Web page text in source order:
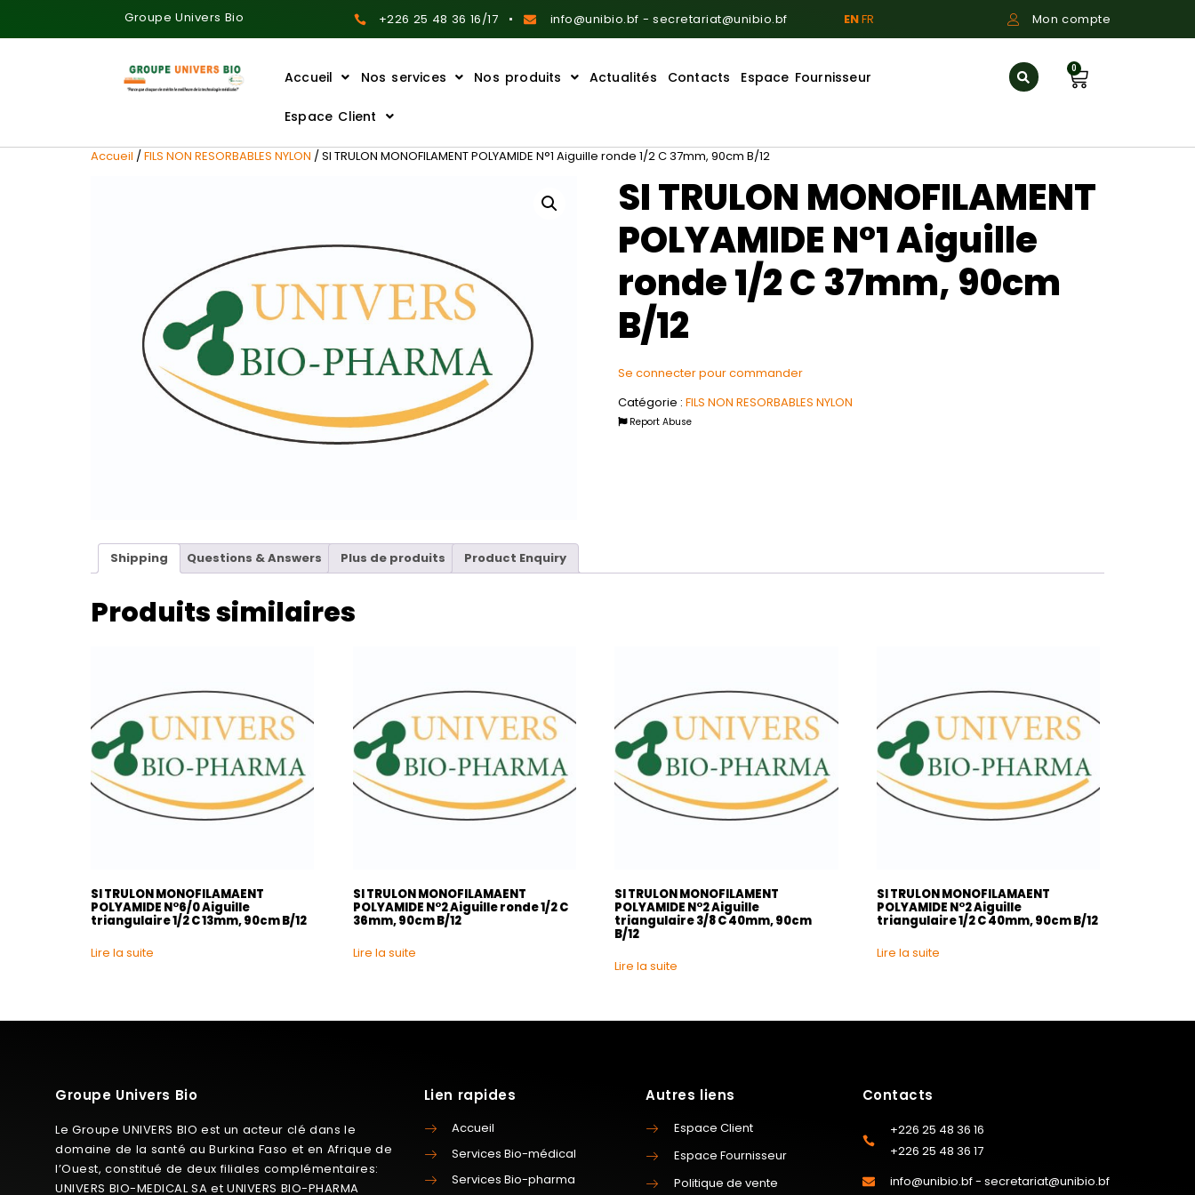
Groupe Univers Bio +226 25 48 36 16/17 info@unibio.bf - secretariat@unibio.bf ENFR Mon compte
Accueil Nos services Nos produits Actualités Contacts Espace Fournisseur
Espace Client
0
Accueil /FILS NON RESORBABLES NYLON / SI TRULON MONOFILAMENT POLYAMIDE N°1 Aiguille ronde 1/2 C 37mm, 90cm B/12
SI TRULON MONOFILAMENT
POLYAMIDE N°1 Aiguille
ronde 1/2 C 37mm, 90cm
B/12
Se connecter pour commander
Catégorie : FILS NON RESORBABLES NYLON
Report Abuse
Shipping Questions & Answers Plus de produits Product Enquiry
Produits similaires
SI TRULON MONOFILAMAENT
POLYAMIDE N°6/0 Aiguille
triangulaire 1/2 C 13mm, 90cm B/12
Lire la suite
SI TRULON MONOFILAMAENT
POLYAMIDE N°2 Aiguille ronde 1/2 C
36mm, 90cm B/12
Lire la suite
SI TRULON MONOFILAMENT
POLYAMIDE N°2 Aiguille
triangulaire 3/8 C 40mm, 90cm
B/12
Lire la suite
SI TRULON MONOFILAMAENT
POLYAMIDE N°2 Aiguille
triangulaire 1/2 C 40mm, 90cm B/12
Lire la suite
Groupe Univers Bio
Le Groupe UNIVERS BIO est un acteur clé dans le
domaine de la santé au Burkina Faso et en Afrique de
l’Ouest, constitué de deux filiales complémentaires:
UNIVERS BIO-MEDICAL SA et UNIVERS BIO-PHARMA
Lien rapides
Accueil
Services Bio-médical
Services Bio-pharma
Autres liens
Espace Client
Espace Fournisseur
Politique de vente
Contacts
+226 25 48 36 16
+226 25 48 36 17
info@unibio.bf - secretariat@unibio.bf